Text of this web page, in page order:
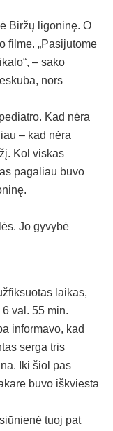
Biržų ligoninę. O
filme. „Pasijutome
– sako
nors
Kad nėra
– kad nėra
Kol viskas
pagaliau buvo
Jo gyvybė
laikas,
val. 55 min.
informavo, kad
serga tris
Iki šiol pas
buvo iškviesta
tuoj pat